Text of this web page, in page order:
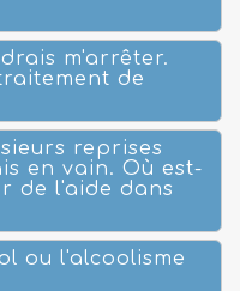
m'arrêter.
de
reprises
en vain. Où est-
de l'aide dans
ou l'alcoolisme